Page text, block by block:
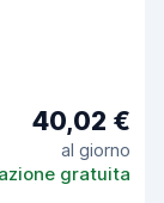
40,02 €
al giorno
gratuita